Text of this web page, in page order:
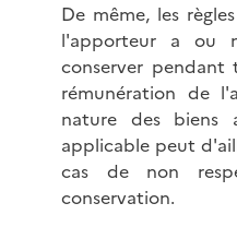
De même, les
l'apporteur a ou
conserver pendant
rémunération de
nature des biens
applicable peut
cas de non
conservation.